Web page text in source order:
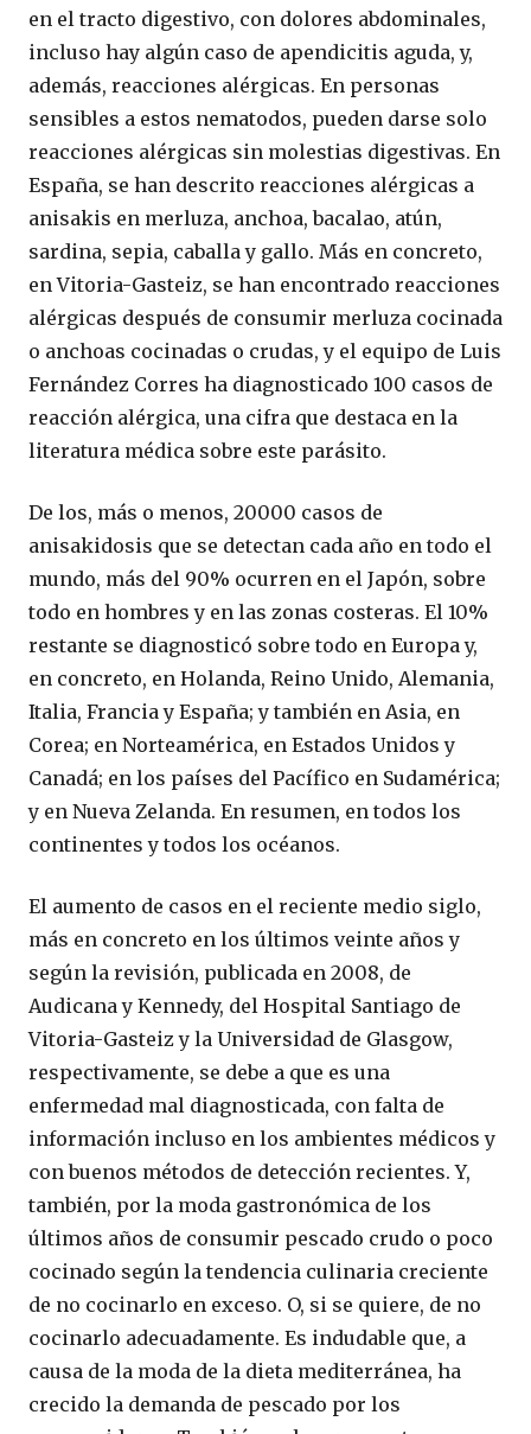
en el tracto digestivo, con dolores abdominales,
incluso hay algún caso de apendicitis aguda, y,
además, reacciones alérgicas. En personas
sensibles a estos nematodos, pueden darse solo
reacciones alérgicas sin molestias digestivas. En
España, se han descrito reacciones alérgicas a
anisakis en merluza, anchoa, bacalao, atún,
sardina, sepia, caballa y gallo. Más en concreto,
en Vitoria-Gasteiz, se han encontrado reacciones
alérgicas después de consumir merluza cocinada
o anchoas cocinadas o crudas, y el equipo de Luis
Fernández Corres ha diagnosticado 100 casos de
reacción alérgica, una cifra que destaca en la
literatura médica sobre este parásito.
De los, más o menos, 20000 casos de
anisakidosis que se detectan cada año en todo el
mundo, más del 90% ocurren en el Japón, sobre
todo en hombres y en las zonas costeras. El 10%
restante se diagnosticó sobre todo en Europa y,
en concreto, en Holanda, Reino Unido, Alemania,
Italia, Francia y España; y también en Asia, en
Corea; en Norteamérica, en Estados Unidos y
Canadá; en los países del Pacífico en Sudamérica;
y en Nueva Zelanda. En resumen, en todos los
continentes y todos los océanos.
El aumento de casos en el reciente medio siglo,
más en concreto en los últimos veinte años y
según la revisión, publicada en 2008, de
Audicana y Kennedy, del Hospital Santiago de
Vitoria-Gasteiz y la Universidad de Glasgow,
respectivamente, se debe a que es una
enfermedad mal diagnosticada, con falta de
información incluso en los ambientes médicos y
con buenos métodos de detección recientes. Y,
también, por la moda gastronómica de los
últimos años de consumir pescado crudo o poco
cocinado según la tendencia culinaria creciente
de no cocinarlo en exceso. O, si se quiere, de no
cocinarlo adecuadamente. Es indudable que, a
causa de la moda de la dieta mediterránea, ha
crecido la demanda de pescado por los